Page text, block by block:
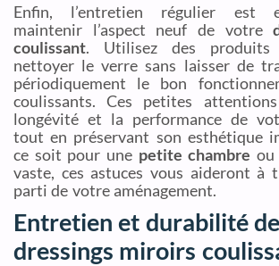
Enfin, l’entretien régulier est
maintenir l’aspect neuf de votre
coulissant. Utilisez des produits
nettoyer le verre sans laisser de
périodiquement le bon
coulissants. Ces petites
longévité et la performance de
tout en préservant son esthétique
ce soit pour une petite chambre ou
vaste, ces astuces vous aideront à
parti de votre aménagement.
Entretien et durabilité
dressings miroirs